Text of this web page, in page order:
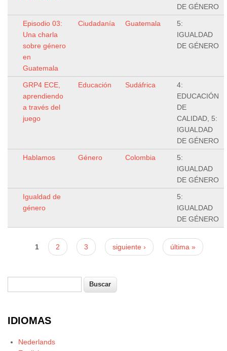
DE GÉNERO
Episodio 03:
Una charla
sobre género
en
Guatemala
Ciudadanía Guatemala
5:
IGUALDAD
DE GÉNERO
GRP4 ECE,
aprendiendo
a través del
juego
Educación Sudáfrica
4:
EDUCACIÓN
DE
CALIDAD, 5:
IGUALDAD
DE GÉNERO
Hablamos Género Colombia
5:
IGUALDAD
DE GÉNERO
Igualdad de
género
5:
IGUALDAD
DE GÉNERO
Páginas
1 2 3 siguiente › última »
Formulario de búsqueda
IDIOMAS
Nederlands